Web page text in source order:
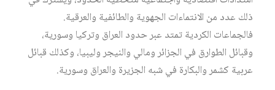
ذلك عدد من الانتماءات الجهوية والطائفية والعرقية.
فالجماعات الكردية تمتد عبر حدود العراق وتركيا وسورية،
وقبائل الطوارق في الجزائر ومالي والنيجر وليبيا، وكذلك قبائل
عربية كشمر والبكارة في شبه الجزيرة والعراق وسورية.